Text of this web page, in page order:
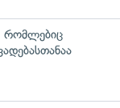
რომლებიც